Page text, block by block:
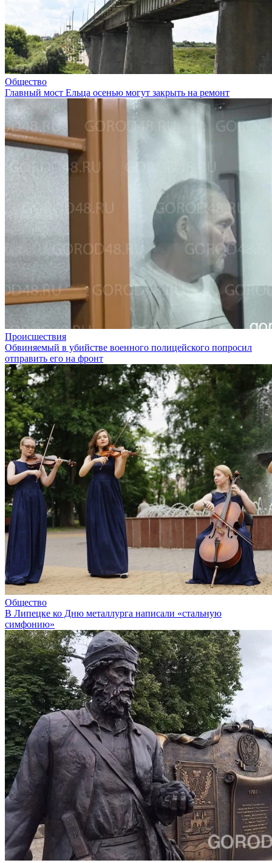
Общество
Главный мост Ельца осенью могут закрыть на ремонт
Происшествия
Обвиняемый в убийстве военного полицейского попросил
отправить его на фронт
Общество
В Липецке ко Дню металлурга написали «стальную
симфонию»